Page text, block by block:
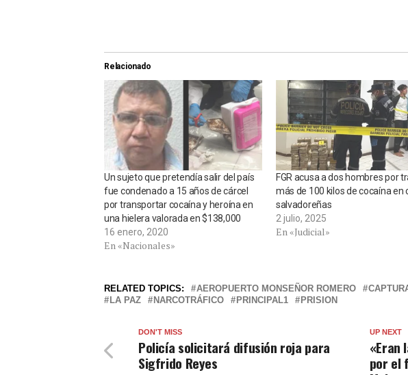
Relacionado
Un sujeto que pretendía salir del país
fue condenado a 15 años de cárcel
por transportar cocaína y heroína en
una hielera valorada en $138,000
16 enero, 2020
En «Nacionales»
FGR acusa a dos hombres por
más de 100 kilos de cocaína en
salvadoreñas
2 julio, 2025
En «Judicial»
RELATED TOPICS: AEROPUERTO MONSEÑOR ROMERO
LA PAZ
NARCOTRÁFICO PRINCIPAL1 PRISION
UP NEXT
«Eran
por el
DON'T MISS
Policía solicitará difusión roja para
Sigfrido Reyes